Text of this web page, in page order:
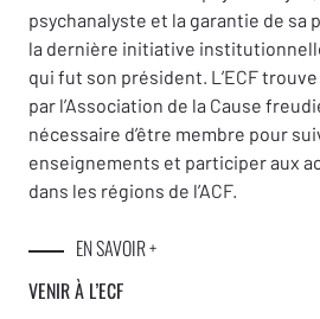
psychanalyste et la garantie de sa
la dernière initiative
qui fut son président. L’ECF
par l’Association de la Cause
nécessaire d’être membre pour
enseignements et participer aux
dans les régions de l’ACF.
EN SAVOIR +
VENIR À L’ECF